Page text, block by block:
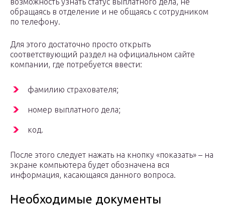
обращаясь в отделение и не общаясь с сотрудником
по телефону.
Для этого достаточно просто открыть
соответствующий раздел на официальном сайте
компании, где потребуется ввести:
фамилию страхователя;
номер выплатного дела;
код.
После этого следует нажать на кнопку «показать» – на
экране компьютера будет обозначена вся
информация, касающаяся данного вопроса.
Необходимые документы